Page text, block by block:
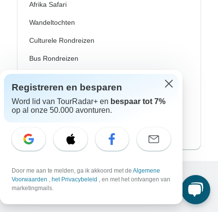
Afrika Safari
Wandeltochten
Culturele Rondreizen
Bus Rondreizen
Trein / Spoor Reizen
Familie Rondreizen
Excellent
Registreren en besparen
Word lid van TourRadar+ en bespaar tot 7%
op al onze 50.000 avonturen.
Door me aan te melden, ga ik akkoord met de Algemene
Voorwaarden , het Privacybeleid , en met het ontvangen van
marketingmails.